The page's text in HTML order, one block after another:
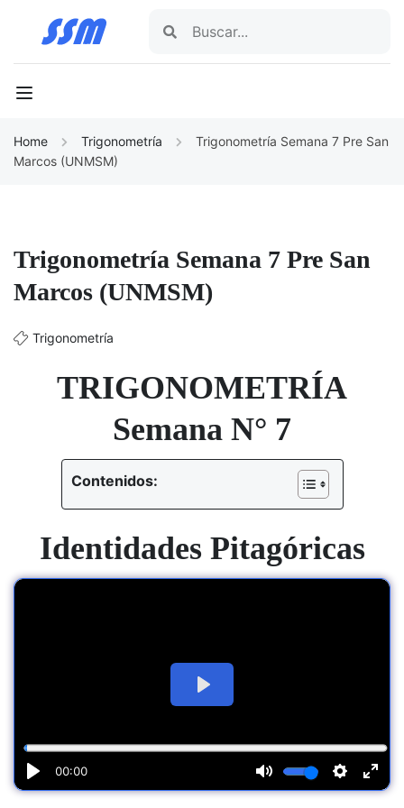
Home Trigonometría
Trigonometría Semana 7 Pre San
Marcos (UNMSM)
Trigonometría Semana 7 Pre San
Marcos (UNMSM)
Trigonometría
TRIGONOMETRÍA
Semana N° 7
Contenidos:
Identidades Pitagóricas